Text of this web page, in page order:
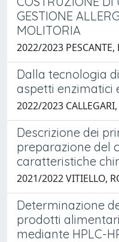
GESTIONE
MOLITORIA
2022/2023 PESCANTE,
Dalla tecnologia
aspetti enzimatici
2022/2023 CALLEGARI,
Descrizione dei
preparazione del
caratteristiche
2021/2022 VITIELLO,
Determinazione
prodotti
mediante HPLC-